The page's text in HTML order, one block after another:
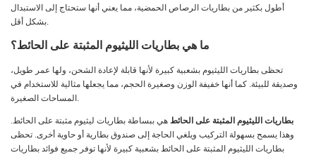
أطول بكثير من بطاريات الرصاص الحمضية، مما يعني أنها ستحتاج إلى الاستبدال
بشكل أقل.
ما هي بطاريات الليثيوم المثبتة على الحائط؟
تحظى بطاريات الليثيوم بشعبية كبيرة لأنها قابلة لإعادة الشحن، ولها عمر طويل،
وصديقة للبيئة. كما أنها خفيفة الوزن وصغيرة الحجم، مما يجعلها مثالية للاستخدام في
المساحات الصغيرة.
بطاريات الليثيوم المثبتة على الحائط هي ببساطة بطاريات ليثيوم مثبتة على الحائط.
وهذا يسمح بسهولة التركيب ويلغي الحاجة إلى صندوق بطارية أو حاوية أخرى. تحظى
بطاريات الليثيوم المثبتة على الحائط بشعبية كبيرة لأنها توفر جميع فوائد بطاريات